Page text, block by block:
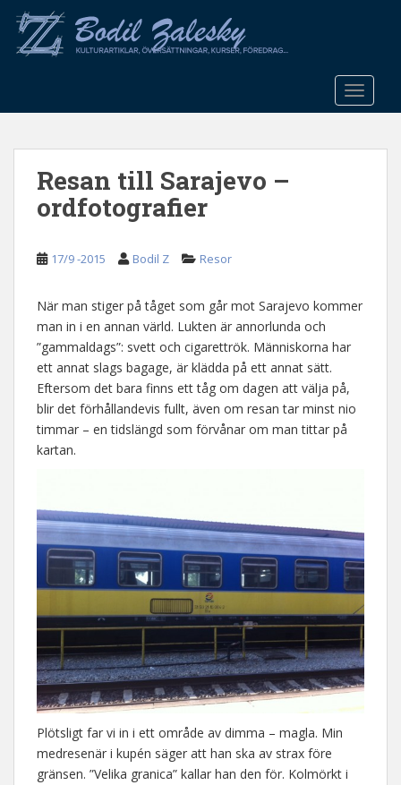
o
Resan till Sarajevo –
ordfotografier
17/9 -2015 Bodil Z Resor
När man stiger på tåget som går mot Sarajevo kommer
man in i en annan värld. Lukten är annorlunda och
”gammaldags”: svett och cigarettrök. Människorna har
ett annat slags bagage, är klädda på ett annat sätt.
Eftersom det bara finns ett tåg om dagen att välja på,
blir det förhållandevis fullt, även om resan tar minst nio
timmar – en tidslängd som förvånar om man tittar på
kartan.
Plötsligt far vi in i ett område av dimma – magla. Min
medresenär i kupén säger att han ska av strax före
gränsen. ”Velika granica” kallar han den för. Kolmörkt i